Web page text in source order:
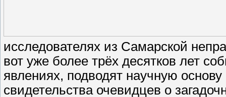
исследователях из Самарской
вот уже более трёх десятков лет
явлениях, подводят научную
свидетельства очевидцев о